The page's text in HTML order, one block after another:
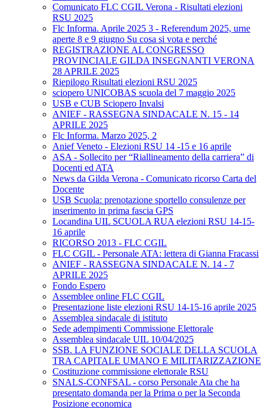
Comunicato FLC CGIL Verona - Risultati elezioni
RSU 2025
Flc Informa. Aprile 2025 3 - Referendum 2025, urne
aperte 8 e 9 giugno Su cosa si vota e perché
REGISTRAZIONE AL CONGRESSO
PROVINCIALE GILDA INSEGNANTI VERONA
28 APRILE 2025
Riepilogo Risultati elezioni RSU 2025
sciopero UNICOBAS scuola del 7 maggio 2025
USB e CUB Sciopero Invalsi
ANIEF - RASSEGNA SINDACALE N. 15 - 14
APRILE 2025
Flc Informa. Marzo 2025, 2
Anief Veneto - Elezioni RSU 14 -15 e 16 aprile
ASA - Sollecito per “Riallineamento della carriera” di
Docenti ed ATA
News da Gilda Verona - Comunicato ricorso Carta del
Docente
USB Scuola: prenotazione sportello consulenze per
inserimento in prima fascia GPS
Locandina UIL SCUOLA RUA elezioni RSU 14-15-
16 aprile
RICORSO 2013 - FLC CGIL
FLC CGIL - Personale ATA: lettera di Gianna Fracassi
ANIEF - RASSEGNA SINDACALE N. 14 - 7
APRILE 2025
Fondo Espero
Assemblee online FLC CGIL
Presentazione liste elezioni RSU 14-15-16 aprile 2025
Assemblea sindacale di istituto
Sede adempimenti Commissione Elettorale
Assemblea sindacale UIL 10/04/2025
SSB. LA FUNZIONE SOCIALE DELLA SCUOLA
TRA CAPITALE UMANO E MILITARIZZAZIONE
Costituzione commissione elettorale RSU
SNALS-CONFSAL - corso Personale Ata che ha
presentato domanda per la Prima o per la Seconda
Posizione economica